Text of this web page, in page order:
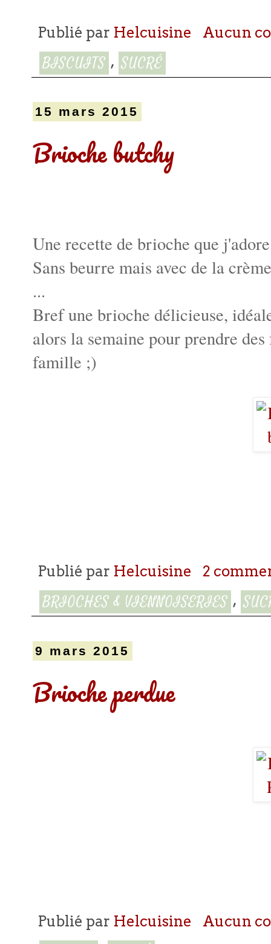
Publié par Helcuisine Aucun
BISCUITS , SUCRÉ
15 mars 2015
Brioche butchy
Une recette de brioche que
Sans beurre mais avec de la
...
Bref une brioche délicieuse,
alors la semaine pour prendre
famille ;)
Publié par Helcuisine 2
BRIOCHES & VIENNOISERIES ,
9 mars 2015
Brioche perdue
Publié par Helcuisine Aucun